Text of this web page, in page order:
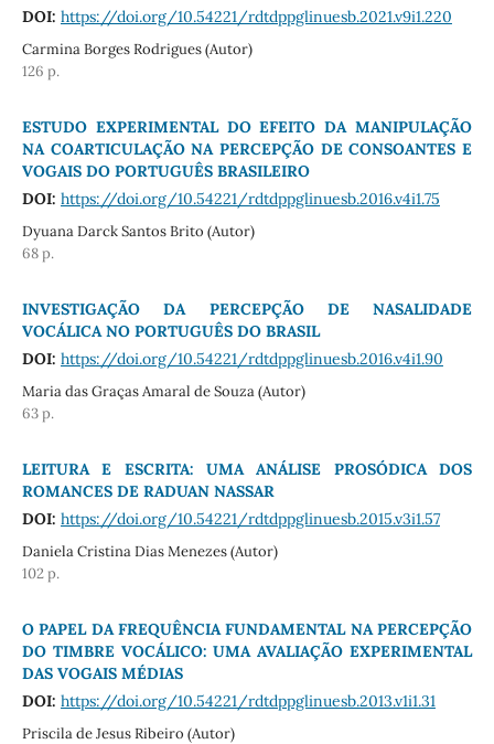
DOI: https://doi.org/10.54221/rdtdppglinuesb.2021.v9i1.220
Carmina Borges Rodrigues (Autor)
126 p.
ESTUDO EXPERIMENTAL DO EFEITO DA MANIPULAÇÃO
NA COARTICULAÇÃO NA PERCEPÇÃO DE CONSOANTES E
VOGAIS DO PORTUGUÊS BRASILEIRO
DOI: https://doi.org/10.54221/rdtdppglinuesb.2016.v4i1.75
Dyuana Darck Santos Brito (Autor)
68 p.
INVESTIGAÇÃO DA PERCEPÇÃO DE NASALIDADE
VOCÁLICA NO PORTUGUÊS DO BRASIL
DOI: https://doi.org/10.54221/rdtdppglinuesb.2016.v4i1.90
Maria das Graças Amaral de Souza (Autor)
63 p.
LEITURA E ESCRITA: UMA ANÁLISE PROSÓDICA DOS
ROMANCES DE RADUAN NASSAR
DOI: https://doi.org/10.54221/rdtdppglinuesb.2015.v3i1.57
Daniela Cristina Dias Menezes (Autor)
102 p.
O PAPEL DA FREQUÊNCIA FUNDAMENTAL NA PERCEPÇÃO
DO TIMBRE VOCÁLICO: UMA AVALIAÇÃO EXPERIMENTAL
DAS VOGAIS MÉDIAS
DOI: https://doi.org/10.54221/rdtdppglinuesb.2013.v1i1.31
Priscila de Jesus Ribeiro (Autor)